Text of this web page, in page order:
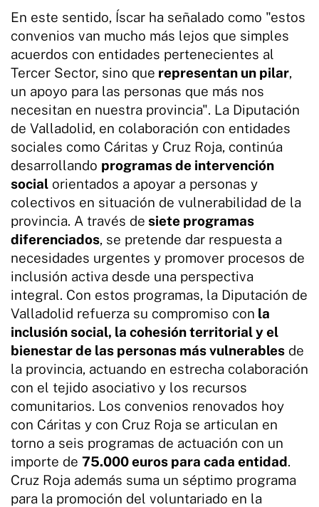
En este sentido, Íscar ha señalado como "estos
convenios van mucho más lejos que simples
acuerdos con entidades pertenecientes al
Tercer Sector, sino que representan un pilar,
un apoyo para las personas que más nos
necesitan en nuestra provincia". La Diputación
de Valladolid, en colaboración con entidades
sociales como Cáritas y Cruz Roja, continúa
desarrollando programas de intervención
social orientados a apoyar a personas y
colectivos en situación de vulnerabilidad de la
provincia. A través de siete programas
diferenciados, se pretende dar respuesta a
necesidades urgentes y promover procesos de
inclusión activa desde una perspectiva
integral. Con estos programas, la Diputación de
Valladolid refuerza su compromiso con la
inclusión social, la cohesión territorial y el
bienestar de las personas más vulnerables de
la provincia, actuando en estrecha colaboración
con el tejido asociativo y los recursos
comunitarios. Los convenios renovados hoy
con Cáritas y con Cruz Roja se articulan en
torno a seis programas de actuación con un
importe de 75.000 euros para cada entidad.
Cruz Roja además suma un séptimo programa
para la promoción del voluntariado en la